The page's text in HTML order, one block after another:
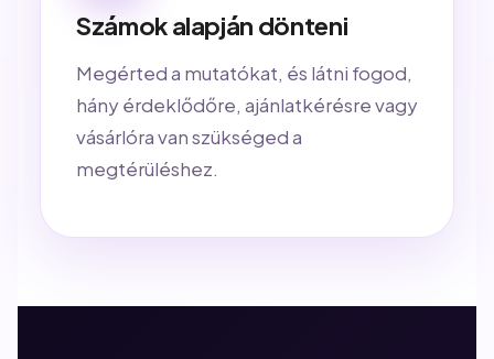
Számok alapján dönteni
Megérted a mutatókat, és látni fogod,
hány érdeklődőre, ajánlatkérésre vagy
vásárlóra van szükséged a
megtérüléshez.